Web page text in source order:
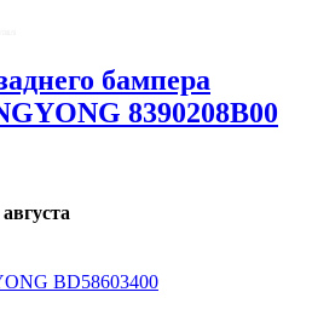
бампера
8390208B00
августа